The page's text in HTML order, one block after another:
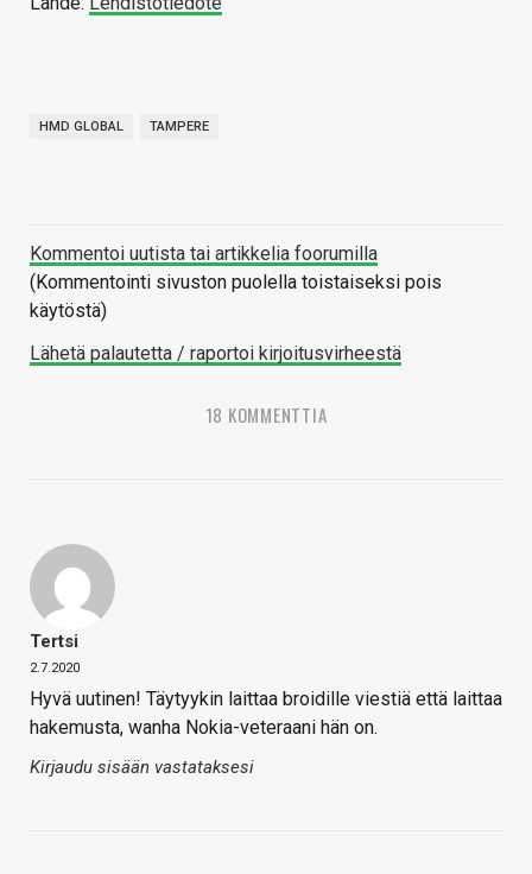
HMD GLOBAL TAMPERE
Kommentoi uutista tai artikkelia foorumilla
(Kommentointi sivuston puolella toistaiseksi pois
käytöstä)
Lähetä palautetta / raportoi kirjoitusvirheestä
18 KOMMENTTIA
Tertsi
2.7.2020
Hyvä uutinen! Täytyykin laittaa broidille viestiä että laittaa
hakemusta, wanha Nokia-veteraani hän on.
Kirjaudu sisään vastataksesi